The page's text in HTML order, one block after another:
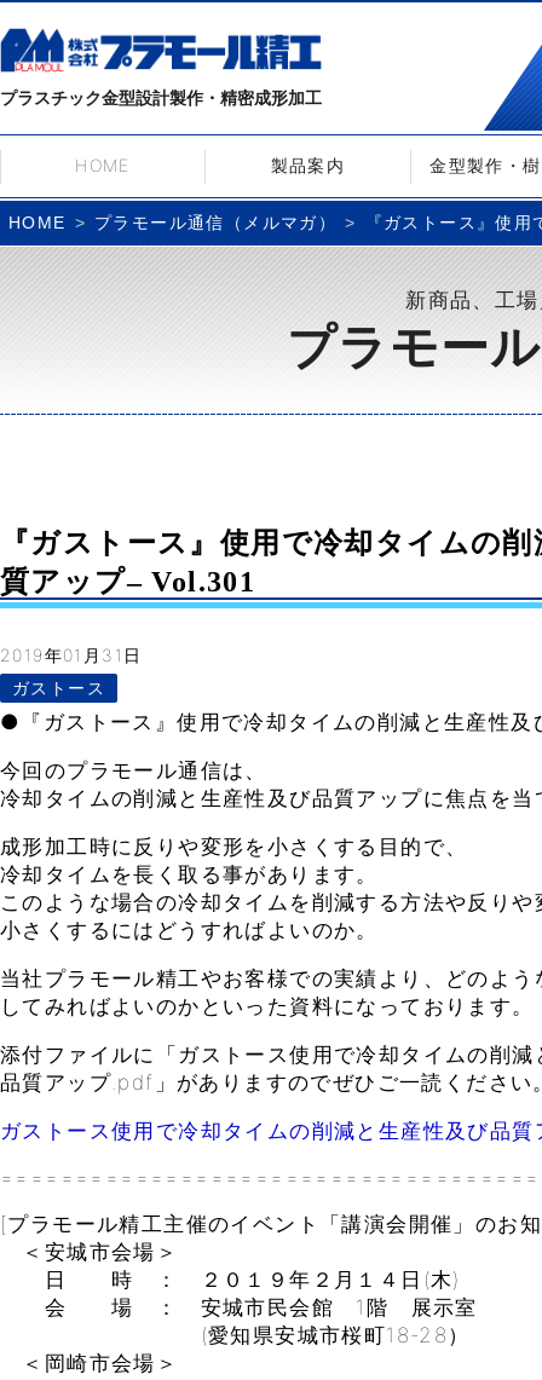
プラスチック金型設計製作・精密成形加工
HOME 製品案内 金型製作・
HOME プラモール通信（メルマガ） 『ガストース』使
新商品、工
プラモー
『ガストース』使用で冷却タイムの
質アップ– Vol.301
2019年01月31日
ガストース
●『ガストース』使用で冷却タイムの削減と生産性及
今回のプラモール通信は、
冷却タイムの削減と生産性及び品質アップに焦点を当
成形加工時に反りや変形を小さくする目的で、
冷却タイムを長く取る事があります。
このような場合の冷却タイムを削減する方法や反りや
小さくするにはどうすればよいのか。
当社プラモール精工やお客様での実績より、どのよう
してみればよいのかといった資料になっております。
添付ファイルに「ガストース使用で冷却タイムの削減
品質アップ.pdf」がありますのでぜひご一読ください
ガストース使用で冷却タイムの削減と生産性及び品質
[プラモール精工主催のイベント「講演会開催」のお
＜安城市会場＞
日 時 ： ２０１９年２月１４日(木)
会 場 ： 安城市民会館 1階 展示室
(愛知県安城市桜町18-28）
＜岡崎市会場＞